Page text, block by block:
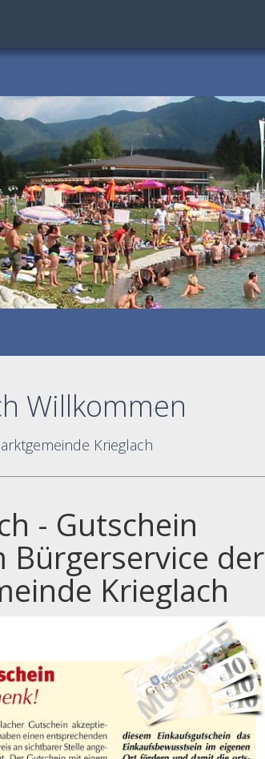
Willkommen
Krieglach
- Gutschein
Bürgerservice der
Krieglach